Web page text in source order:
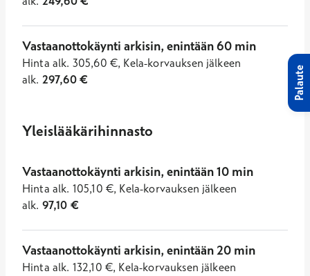
Vastaanottokäynti arkisin, enintään 60 min
Hinta alk. 305,60 €, Kela-korvauksen jälkeen
alk. 297,60€
Yleislääkärihinnasto
Vastaanottokäynti arkisin, enintään 10 min
Hinta alk. 105,10 €, Kela-korvauksen jälkeen
alk. 97,10 €
Vastaanottokäynti arkisin, enintään 20 min
Hinta alk. 132,10 €, Kela-korvauksen jälkeen
Palaute